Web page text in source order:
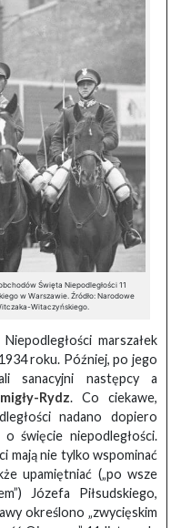
Święta Niepodległości 11
w Warszawie. Źródło: Narodowe
Witaczyńskiego.
marszałek
roku. Później, po jego
sanacyjni następcy a
Rydz. Co ciekawe,
nadano dopiero
święcie niepodległości.
mają nie tylko wspominać
upamiętniać („po wsze
Józefa Piłsudskiego,
określono „zwycięskim